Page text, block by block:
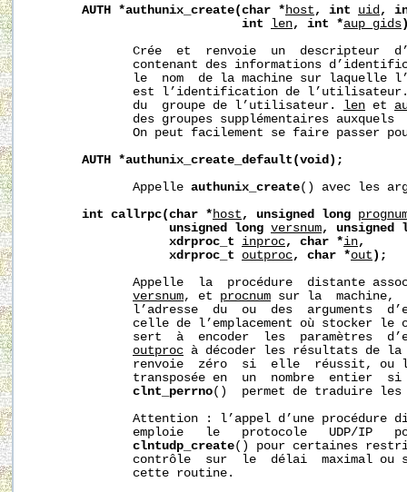
AUTH
*authunix_create(char * host , int uid ,
int
len, int *aup_gids
Crée  et  renvoie  un  descripteur
contenant des informations
le  nom  de la machine sur laquelle
est l’identification de
              du  groupe de l’utilisateur.
len et
des groupes supplémentaires auxquels
On peut facilement se faire passer
AUTH
*authunix_create_default(void);
              Appelle
authunix_create() avec les
int callrpc(char * host , unsigned long
unsigned
long versnum, unsigned
xdrproc_t
inproc, char *in,
xdrproc_t
outproc, char *out );
Appelle  la  procédure  distante
versnum, et procnum sur la
l’adresse  du  ou  des  arguments
celle de l’emplacement où stocker
sert  à  encoder  les  paramètres
outproc à décoder les résultats de
renvoie  zéro  si  elle  réussit, ou
transposée en  un  nombre  entier
clnt_perrno()  permet de traduire les
Attention : l’appel d’une procédure
emploie   le   protocole   UDP/IP
clntudp_create() pour certaines
contrôle  sur  le  délai  maximal ou
              cette routine.